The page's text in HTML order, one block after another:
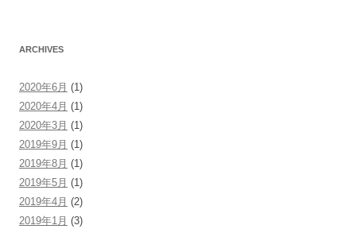
ARCHIVES
2020年6月 (1)
2020年4月 (1)
2020年3月 (1)
2019年9月 (1)
2019年8月 (1)
2019年5月 (1)
2019年4月 (2)
2019年1月 (3)